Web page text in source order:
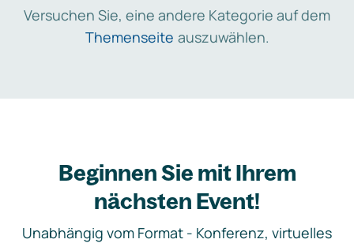
Versuchen Sie, eine andere Kategorie auf dem
Themenseite auszuwählen.
Beginnen Sie mit Ihrem
nächsten Event!
Unabhängig vom Format - Konferenz, virtuelles